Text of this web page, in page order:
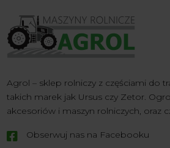
Agrol – sklep rolniczy z częściami do
takich marek jak Ursus czy Zetor.
akcesoriów i maszyn rolniczych, oraz
 Obserwuj nas na Facebooku